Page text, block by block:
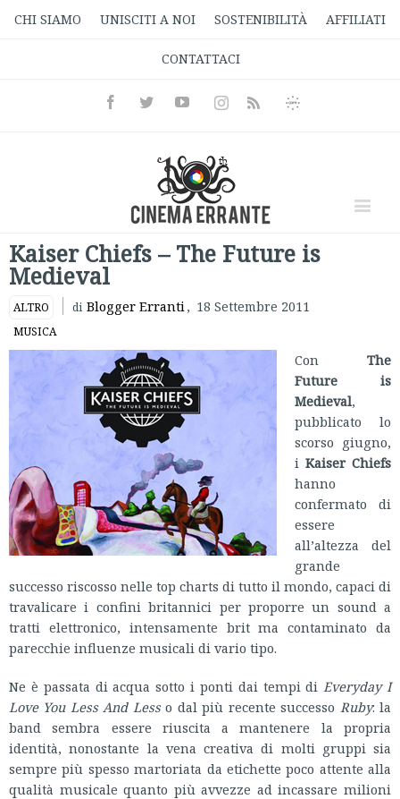
CHI SIAMO UNISCITI A NOI SOSTENIBILITÀ AFFILIATI
CONTATTACI
FacebookTwitterYoutubeInstagramRss
Informativa
Kaiser Chiefs – The Future is
Medieval
ALTRO di Blogger Erranti, 18 Settembre 2011
MUSICA
Con The
Future is
Medieval,
pubblicato lo
scorso giugno,
i Kaiser Chiefs
hanno
confermato di
essere
all’altezza del
grande
successo riscosso nelle top charts di tutto il mondo, capaci di
travalicare i confini britannici per proporre un sound a
tratti elettronico, intensamente brit ma contaminato da
parecchie influenze musicali di vario tipo.
Ne è passata di acqua sotto i ponti dai tempi diEveryday I
Love You Less And Lesso dal più recente successo Ruby: la
band sembra essere riuscita a mantenere la propria
identità, nonostante la vena creativa di molti gruppi sia
sempre più spesso martoriata da etichette poco attente alla
qualità musicale quanto più avvezze ad incassare milioni